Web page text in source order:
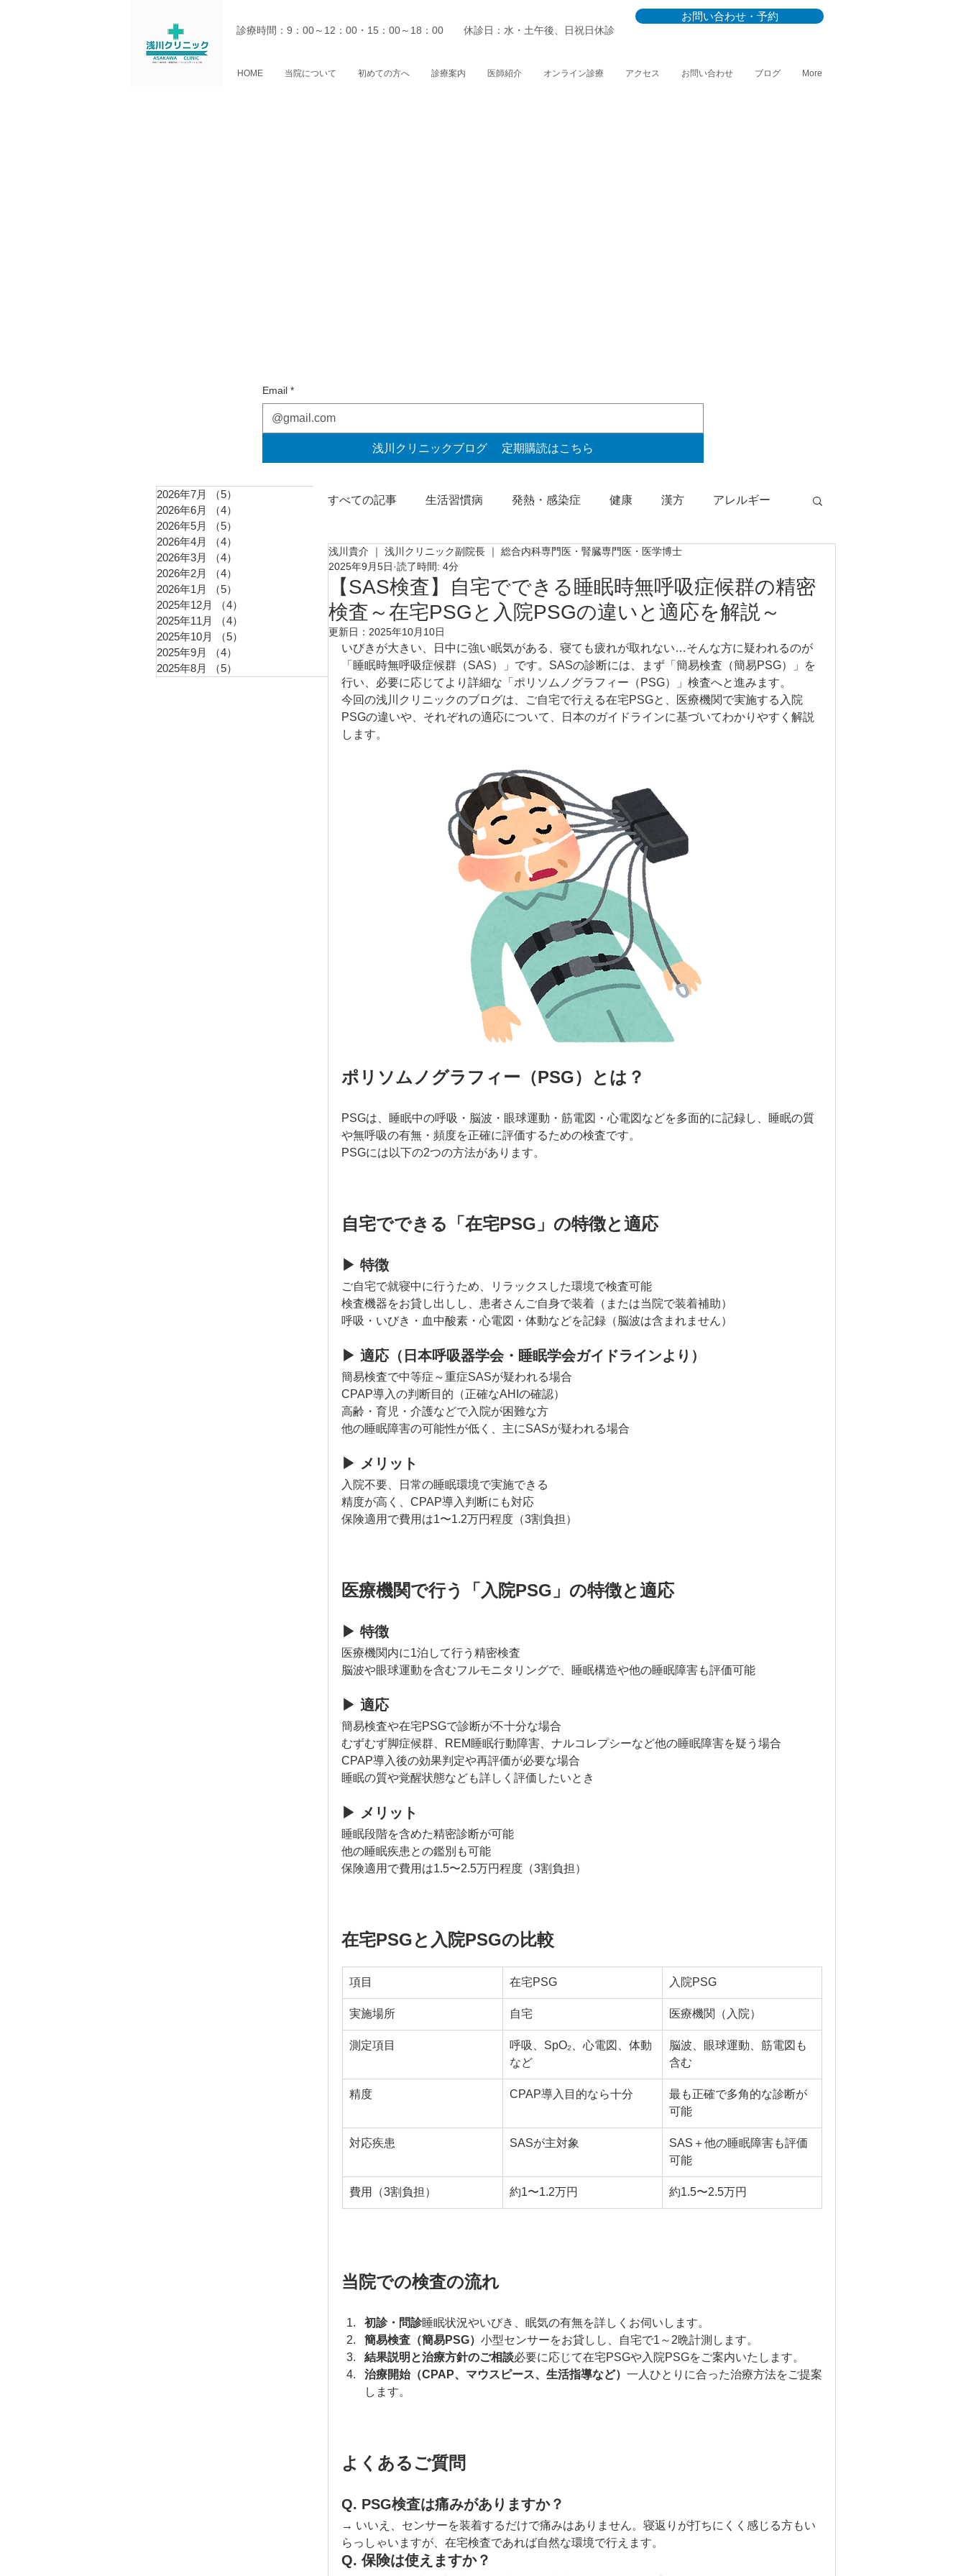
診療時間：9：00～12：00・15：00～18：00 休診日：水・土午後、日祝日休診
お問い合わせ・予約
HOME 当院について 初めての方へ 診療案内 医師紹介 オンライン診療 アクセス お問い合わせ ブログ More
2026年7月 （5）
2026年6月
（4）
2026年5月
（5）
2026年4月
（4）
2026年3月
（4）
2026年2月
（4）
2026年1月
（5）
2025年12月
（4）
2025年11月
（4）
2025年10月
（5）
2025年9月
（4）
2025年8月
（5）
すべての記事 生活習慣病 発熱・感染症 健康 漢方 アレルギー
自由診療 予防接種 腎臓・尿検査 健診・検査結果
胃腸・肝臓
【SAS検査】自宅でできる睡眠時無呼吸症候群の精密
検査～在宅PSGと入院PSGの違いと適応を解説～
浅川貴介 ｜ 浅川クリニック副院長 ｜ 総合内科専門医・腎臓専門医・医学博士
2025年9月5日 読了時間: 4分
更新日： 2025年10月10日
いびきが大きい、日中に強い眠気がある、寝ても疲れが取れない…そんな方に疑われるのが
「睡眠時無呼吸症候群（SAS）」です。SASの診断には、まず「簡易検査（簡易PSG）」を
行い、必要に応じてより詳細な「ポリソムノグラフィー（PSG）」検査へと進みます。
今回の浅川クリニックのブログは、ご自宅で行える在宅PSGと、医療機関で実施する入院
PSGの違いや、それぞれの適応について、日本のガイドラインに基づいてわかりやすく解説
します。
ポリソムノグラフィー（PSG）とは？
PSGは、睡眠中の呼吸・脳波・眼球運動・筋電図・心電図などを多面的に記録し、睡眠の質
や無呼吸の有無・頻度を正確に評価するための検査です。
PSGには以下の2つの方法があります。
自宅でできる「在宅PSG」の特徴と適応
▶ 特徴
ご自宅で就寝中に行うため、リラックスした環境で検査可能
検査機器をお貸し出しし、患者さんご自身で装着（または当院で装着補助）
呼吸・いびき・血中酸素・心電図・体動などを記録（脳波は含まれません）
▶ 適応（日本呼吸器学会・睡眠学会ガイドラインより）
簡易検査で中等症～重症SASが疑われる場合
CPAP導入の判断目的（正確なAHIの確認）
高齢・育児・介護などで入院が困難な方
他の睡眠障害の可能性が低く、主にSASが疑われる場合
▶ メリット
入院不要、日常の睡眠環境で実施できる
精度が高く、CPAP導入判断にも対応
保険適用で費用は1〜1.2万円程度（3割負担）
医療機関で行う「入院PSG」の特徴と適応
▶ 特徴
医療機関内に1泊して行う精密検査
脳波や眼球運動を含むフルモニタリングで、睡眠構造や他の睡眠障害も評価可能
▶ 適応
簡易検査や在宅PSGで診断が不十分な場合
むずむず脚症候群、REM睡眠行動障害、ナルコレプシーなど他の睡眠障害を疑う場合
CPAP導入後の効果判定や再評価が必要な場合
睡眠の質や覚醒状態なども詳しく評価したいとき
▶ メリット
睡眠段階を含めた精密診断が可能
他の睡眠疾患との鑑別も可能
保険適用で費用は1.5〜2.5万円程度（3割負担）
在宅PSGと入院PSGの比較
項目 在宅PSG 入院PSG
実施場所 自宅 医療機関（入院）
測定項目
呼吸、SpO₂、心電図、体動
など
脳波、眼球運動、筋電図も
含む
精度 CPAP導入目的なら十分
最も正確で多角的な診断が
可能
対応疾患 SASが主対象
SAS＋他の睡眠障害も評価
可能
費用（3割負担） 約1〜1.2万円 約1.5〜2.5万円
当院での検査の流れ
初診・問診睡眠状況やいびき、眠気の有無を詳しくお伺いします。
簡易検査（簡易PSG） 小型センサーをお貸しし、自宅で1～2晩計測します。
結果説明と治療方針のご相談必要に応じて在宅PSGや入院PSGをご案内いたします。
治療開始（CPAP、マウスピース、生活指導など） 一人ひとりに合った治療方法をご提案
します。
よくあるご質問
Q. PSG検査は痛みがありますか？
→ いいえ、センサーを装着するだけで痛みはありません。寝返りが打ちにくく感じる方もい
らっしゃいますが、在宅検査であれば自然な環境で行えます。
Q. 保険は使えますか？
Email *
浅川クリニックブログ 定期購読はこちら